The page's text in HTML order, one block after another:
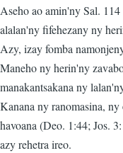
Aseho ao amin'ny Sal.
alalan'ny fifehezany ny
Azy, izay fomba
Maneho ny herin'ny
manakantsakana ny
Kanana ny ranomasina,
havoana (Deo. 1:44; Jos.
azy rehetra ireo.